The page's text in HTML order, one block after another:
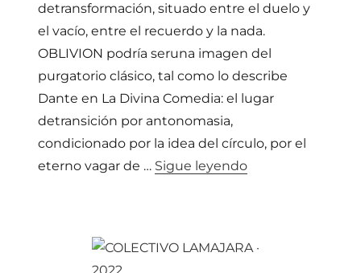
detransformación, situado entre el duelo y
el vacío, entre el recuerdo y la nada.
OBLIVION podría seruna imagen del
purgatorio clásico, tal como lo describe
Dante en La Divina Comedia: el lugar
detransición por antonomasia,
condicionado por la idea del círculo, por el
eterno vagar de … Sigue leyendo«SILVIA BATET ·